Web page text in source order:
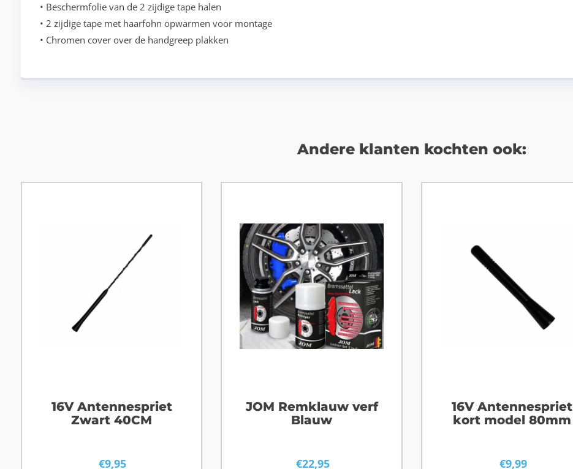
• Beschermfolie van de 2 zijdige tape halen
• 2 zijdige tape met haarfohn opwarmen voor montage
• Chromen cover over de handgreep plakken
Andere klanten kochten ook:
16V Antennespriet
Zwart 40CM
€9,95
JOM Remklauw verf
Blauw
€22,95
16V Antennespriet
kort model 80mm
€9,99